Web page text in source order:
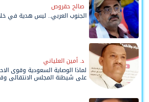
صالح حقروص
الجنوب العربي.. ليس هدية في
د. أمين العلياني
لماذا الوصاية السعودية وقوى
على شيطنة المجلس الانتقالي